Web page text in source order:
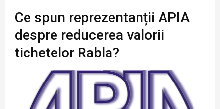
Ce spun reprezentanții APIA
despre reducerea valorii
tichetelor Rabla?